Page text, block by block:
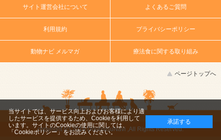
サイト運営会社について よくあるご質問
利用規約 プライバシーポリシー
動物ナビ メルマガ 療法食に関する取り組み
ページトップへ
copyright (c) 2014 DoubutsuNavi ,All Rights Reserved.
当サイトでは、サービス向上およびお客様により適
したサービスを提供するため、Cookieを利用して
います。サイトのCookieの使用に関しては、
「Cookieポリシー」 をお読みください。
承諾する